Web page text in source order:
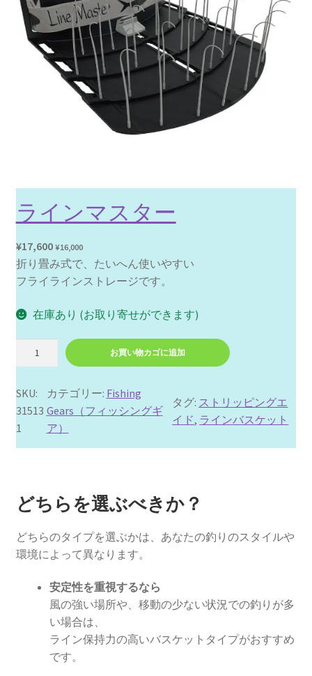
ー
個
ラインマスター
¥17,600 ¥16,000
折り畳み式で、たいへん使いやすい
フライラインストレージです。
在庫あり (お取り寄せができます)
イ
マ
ス
タ
ー
お買い物カゴに追加
SKU:
31513
1
カテゴリー: Fishing
Gears（フィッシングギ
ア）
タグ: ストリッピングエ
イド, ラインバスケット
どちらを選ぶべきか？
どちらのタイプを選ぶかは、あなたの釣りのスタイルや
環境によって異なります。
安定性を重視するなら
風の強い場所や、移動の少ない状況での釣りが多
い場合は、
ライン保持力の高いバスケットタイプがおすすめ
です。